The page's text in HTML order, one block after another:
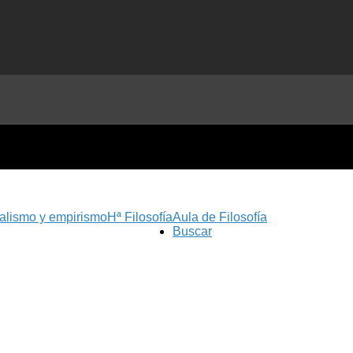
Aula de Filosofía
Hª Filosofía
y empirismo
Buscar